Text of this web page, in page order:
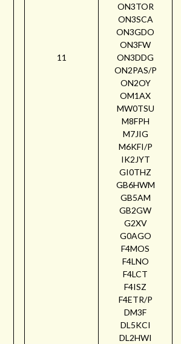
11
ON3TOR
ON3SCA
ON3GDO
ON3FW
ON3DDG
ON2PAS/P
ON2OY
OM1AX
MW0TSU
M8FPH
M7JIG
M6KFI/P
IK2JYT
GI0THZ
GB6HWM
GB5AM
GB2GW
G2XV
G0AGO
F4MOS
F4LNO
F4LCT
F4ISZ
F4ETR/P
DM3F
DL5KCI
DL2HWI